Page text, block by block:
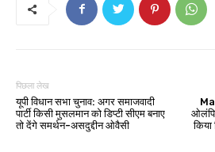
पिछला लेख
यूपी विधान सभा चुनाव: अगर समाजवादी
पार्टी किसी मुसलमान को डिप्टी सीएम बनाए
तो देंगे समर्थन-असदुद्दीन ओवैसी